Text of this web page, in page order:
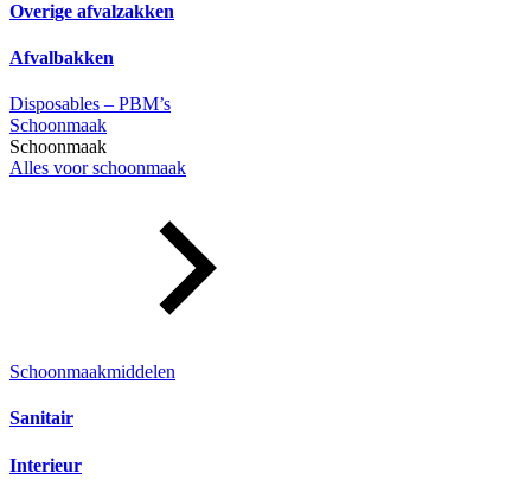
Overige afvalzakken
Afvalbakken
Disposables – PBM’s
Schoonmaak
Schoonmaak
Alles voor schoonmaak
Schoonmaakmiddelen
Sanitair
Interieur